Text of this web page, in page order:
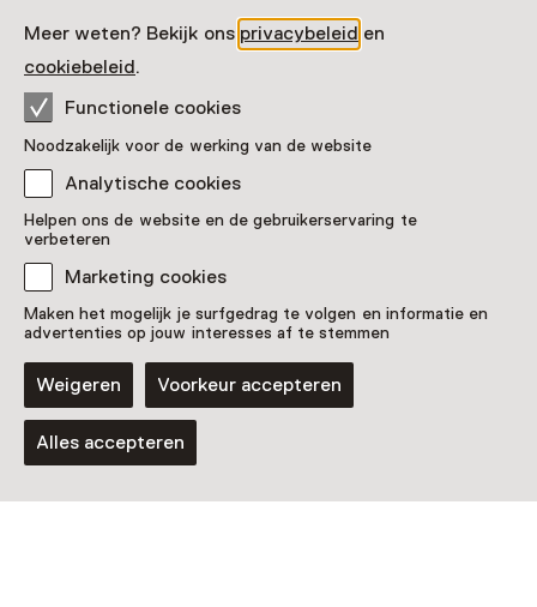
Meer weten? Bekijk ons privacybeleid en
cookiebeleid.
Functionele cookies
Noodzakelijk voor de werking van de website
Analytische cookies
Helpen ons de website en de gebruikerservaring te
verbeteren
Marketing cookies
Maken het mogelijk je surfgedrag te volgen en informatie en
advertenties op jouw interesses af te stemmen
Weigeren Voorkeur accepteren
Alles accepteren